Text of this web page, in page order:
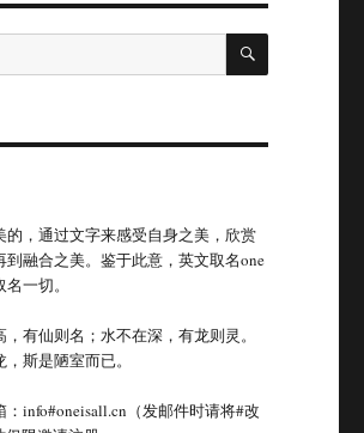
搜
，通过文字来感受自身之美，欣赏
到融合之美。鉴于此意，英文取名one
一切。
仙则名；水不在深，有龙则灵。
斯是陋室而已。
info#oneisall.cn（发邮件时请将#改